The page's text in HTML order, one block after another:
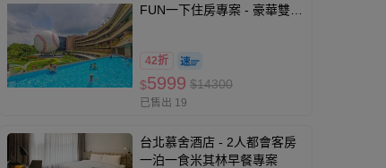
FUN一下住房專案 - 豪華雙人
42折
$5999 $14300
已售出 19
台北慕舍酒店 - 2人都會客房
一泊一食米其林早餐專案